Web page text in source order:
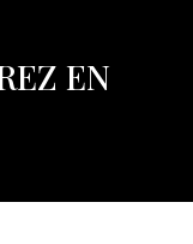
EN